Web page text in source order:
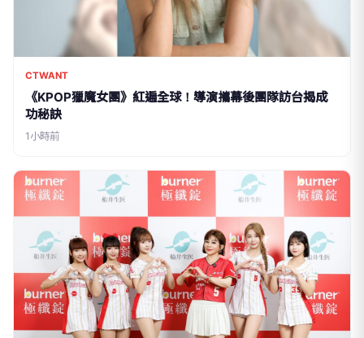
CTWANT
《KPOP獵魔女團》紅遍全球！導演攜幕後團隊訪台揭成
功秘訣
1小時前